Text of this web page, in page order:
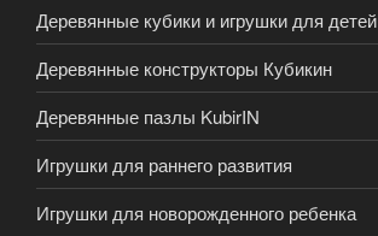
Деревянные кубики и игрушки для детей
Деревянные конструкторы Кубикин
Деревянные пазлы KubirIN
Игрушки для раннего развития
Игрушки для новорожденного ребенка